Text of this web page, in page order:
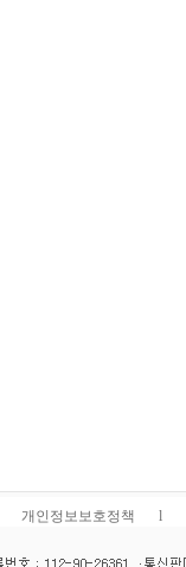
개인정보보호정책 l